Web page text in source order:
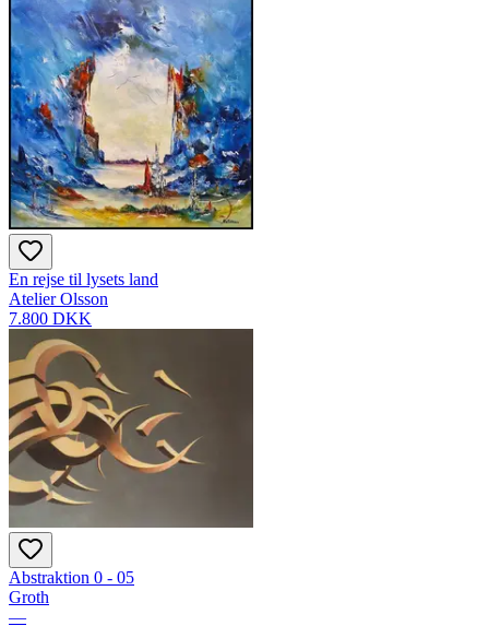
En rejse til lysets land
Atelier Olsson
7.800 DKK
Abstraktion 0 - 05
Groth
—